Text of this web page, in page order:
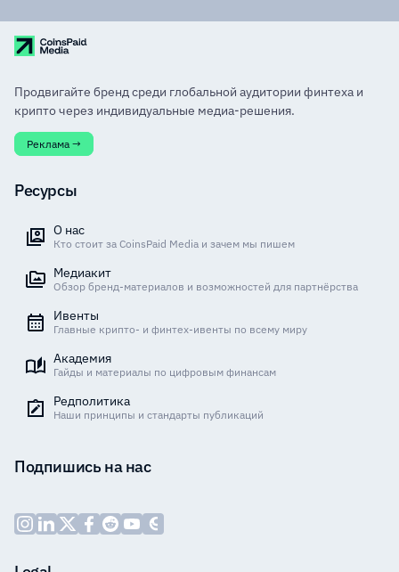
Продвигайте бренд среди глобальной аудитории финтеха и
крипто через индивидуальные медиа-решения.
Реклама →
Ресурсы
О нас
Кто стоит за CoinsPaid Media и зачем мы пишем
Медиакит
Обзор бренд-материалов и возможностей для партнёрства
Ивенты
Главные крипто- и финтех-ивенты по всему миру
Академия
Гайды и материалы по цифровым финансам
Редполитика
Наши принципы и стандарты публикаций
Подпишись на нас